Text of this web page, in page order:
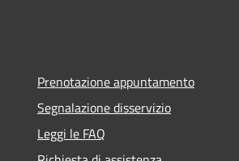
Prenotazione appuntamento
Segnalazione disservizio
Leggi le FAQ